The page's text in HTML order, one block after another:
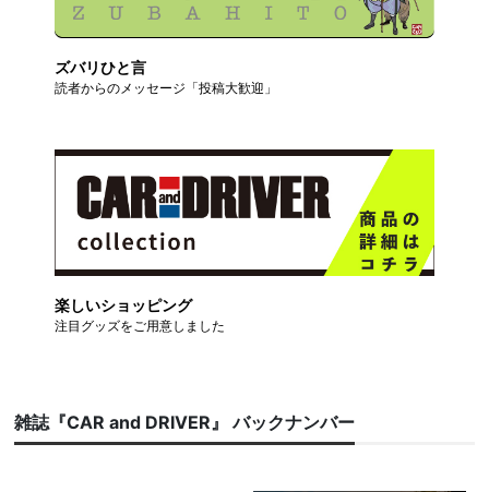
ズバリひと言
読者からのメッセージ「投稿大歓迎」
楽しいショッピング
注目グッズをご用意しました
雑誌『CAR and DRIVER』 バックナンバー